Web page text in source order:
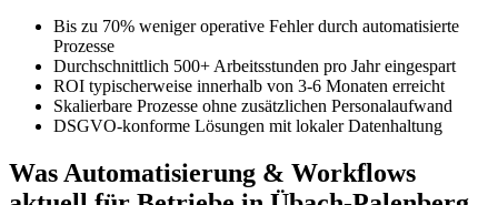
Bis zu 70% weniger operative Fehler durch automatisierte
Prozesse
Durchschnittlich 500+ Arbeitsstunden pro Jahr eingespart
ROI typischerweise innerhalb von 3-6 Monaten erreicht
Skalierbare Prozesse ohne zusätzlichen Personalaufwand
DSGVO-konforme Lösungen mit lokaler Datenhaltung
Was Automatisierung & Workflows